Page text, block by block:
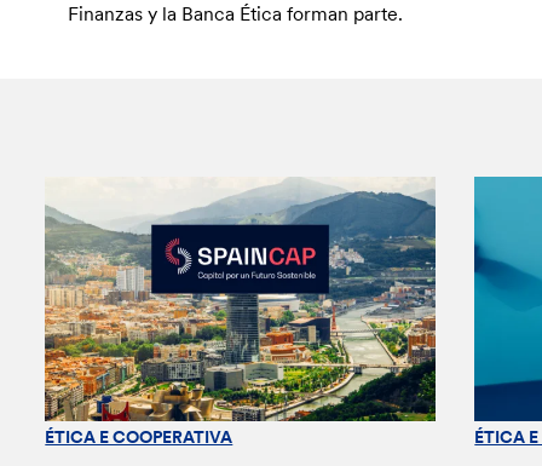
Finanzas y la Banca Ética forman parte.
ÉTICA E COOPERATIVA ÉTICA